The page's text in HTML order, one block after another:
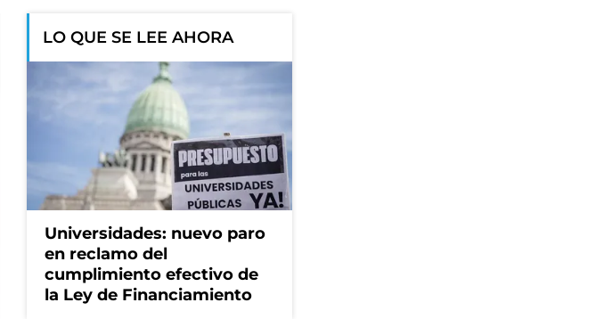
LO QUE SE LEE AHORA
Universidades: nuevo paro
en reclamo del
cumplimiento efectivo de
la Ley de Financiamiento